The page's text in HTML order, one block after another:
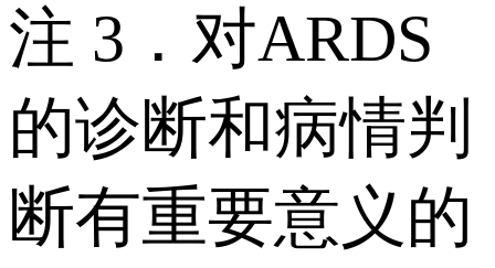
注 3．对ARDS
的诊断和病情判
断有重要意义的